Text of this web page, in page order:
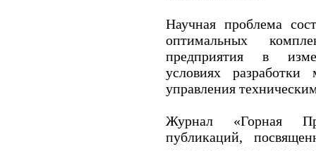
Научная проблема
оптимальных
предприятия в
условиях
управления
Журнал «Горная
публикаций,